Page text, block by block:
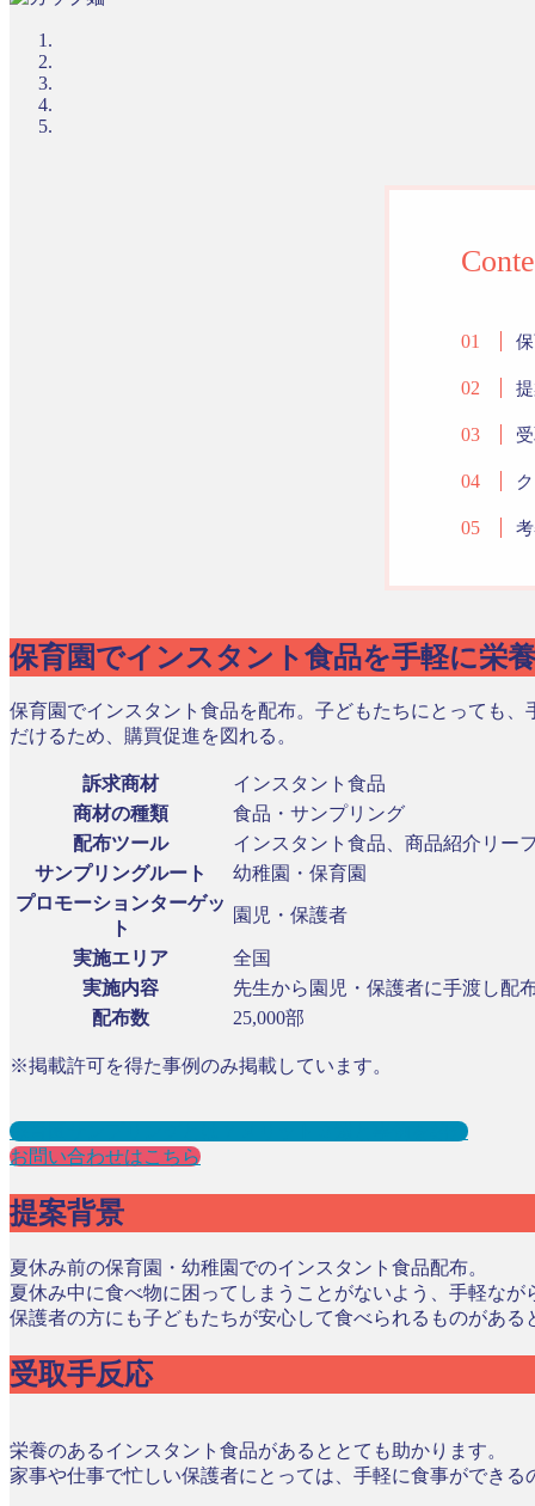
保育園でインスタント食品を手軽に栄
保育園でインスタント食品を配布。子どもたちにとっても
だけるため、購買促進を図れる。
訴求商材
インスタント食品
商材の種類
食品・サンプリング
配布ツール
インスタント食品、商品紹介リー
サンプリングルート
幼稚園・保育園
プロモーションターゲッ
ト
園児・保護者
実施エリア
全国
実施内容
先生から園児・保護者に手渡し配
配布数
25,000部
※掲載許可を得た事例のみ掲載しています。
保育園サンプリングとは？メリット３選と事例を紹介
お問い合わせはこちら
提案背景
夏休み前の保育園・幼稚園でのインスタント食品配布。
夏休み中に食べ物に困ってしまうことがないよう、手軽な
保護者の方にも子どもたちが安心して食べられるものがあ
受取手反応
栄養のあるインスタント食品があるととても助かります。
家事や仕事で忙しい保護者にとっては、手軽に食事ができる